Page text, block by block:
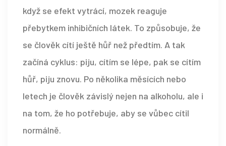
když se efekt vytrácí, mozek reaguje
přebytkem inhibičních látek. To způsobuje, že
se člověk cítí ještě hůř než předtím. A tak
začíná cyklus: piju, cítím se lépe, pak se cítím
hůř, piju znovu. Po několika měsících nebo
letech je člověk závislý nejen na alkoholu, ale i
na tom, že ho potřebuje, aby se vůbec cítil
normálně.